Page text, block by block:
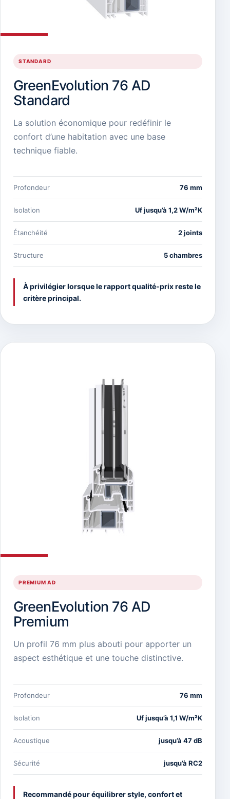
STANDARD
GreenEvolution 76 AD
Standard
La solution économique pour redéfinir le
confort d’une habitation avec une base
technique fiable.
Profondeur 76 mm
Isolation Uf jusqu’à 1,2 W/m²K
Étanchéité 2 joints
Structure 5 chambres
À privilégier lorsque le rapport qualité-prix reste le
critère principal.
PREMIUM AD
GreenEvolution 76 AD
Premium
Un profil 76 mm plus abouti pour apporter un
aspect esthétique et une touche distinctive.
Profondeur 76 mm
Isolation Uf jusqu’à 1,1 W/m²K
Acoustique jusqu’à 47 dB
Sécurité jusqu’à RC2
Recommandé pour équilibrer style, confort et